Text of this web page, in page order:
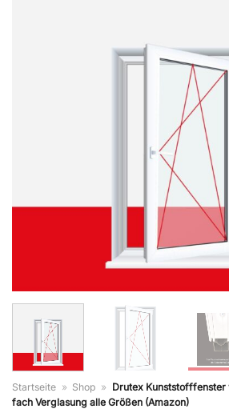
Startseite » Shop » Drutex
fach Verglasung alle Größen (Amazon)